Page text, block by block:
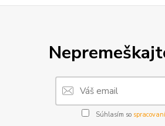
Súhlasím so